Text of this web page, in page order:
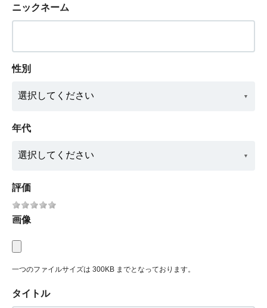
ニックネーム
性別
年代
評価
画像
一つのファイルサイズは 300KB までとなっております。
タイトル